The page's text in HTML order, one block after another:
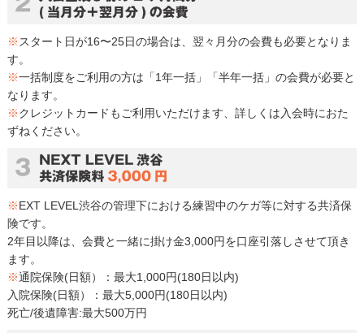
※スタート日が16〜25日の場合は、翌々月分の会費も必要となりま
す。
※一括制度をご利用の方は「1年一括」「半年一括」の会費が必要と
なります。
※クレジットカードもご利用いただけます、詳しくは入会時におた
ずねください。
※EXT LEVEL渋谷の管理下における練習中のケガ等に対する共済保
険です。
2年目以降は、会費と一緒に掛け金3,000円を口座引落しさせて頂き
ます。
※通院保険(日額）：最大1,000円(180日以内)
入院保険(日額）：最大5,000円(180日以内)
死亡/後遺障害:最大500万円
インストラクター
タイムテーブル
アクセス
お問い合わせ
パーソナルレッスン
会員様の声
選手紹介
フォトギャラリー
スタッフ募集